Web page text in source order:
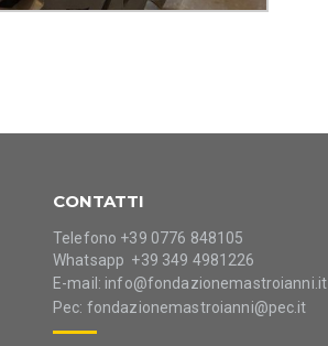
CONTATTI
Telefono +39 0776 848105
Whatsapp +39 349 4981226
E-mail: info@fondazionemastroianni.it
Pec: fondazionemastroianni@pec.it